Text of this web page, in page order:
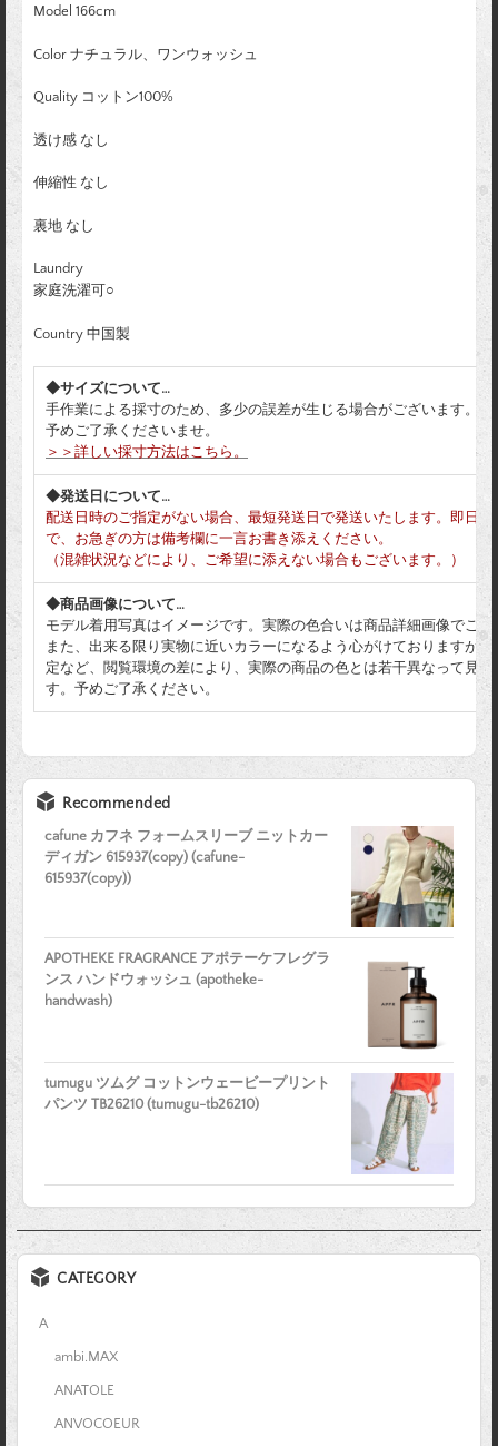
Model 166cm
Color ナチュラル、ワンウォッシュ
Quality コットン100%
透け感 なし
伸縮性 なし
裏地 なし
Laundry
家庭洗濯可○
Country 中国製
◆サイズについて…
手作業による採寸のため、多少の誤差が生じる場合がございます。
予めご了承くださいませ。
＞＞詳しい採寸方法はこちら。
◆発送日について…
配送日時のご指定がない場合、最短発送日で発送いたします。即日
で、お急ぎの方は備考欄に一言お書き添えください。
（混雑状況などにより、ご希望に添えない場合もございます。）
◆商品画像について…
モデル着用写真はイメージです。実際の色合いは商品詳細画像でご確
また、出来る限り実物に近いカラーになるよう心がけておりますが
定など、閲覧環境の差により、実際の商品の色とは若干異なって見
す。予めご了承ください。
Recommended
cafune カフネ フォームスリーブ ニットカー
ディガン 615937(copy) (cafune-
615937(copy))
APOTHEKE FRAGRANCE アポテーケフレグラ
ンス ハンドウォッシュ (apotheke-
handwash)
tumugu ツムグ コットンウェービープリント
パンツ TB26210 (tumugu-tb26210)
CATEGORY
A
ambi.MAX
ANATOLE
ANVOCOEUR